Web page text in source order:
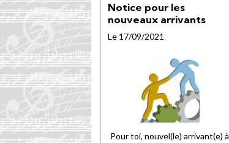
Notice pour les
nouveaux arrivants
Le 17/09/2021
Pour toi, nouvel(le) arrivant(e) à